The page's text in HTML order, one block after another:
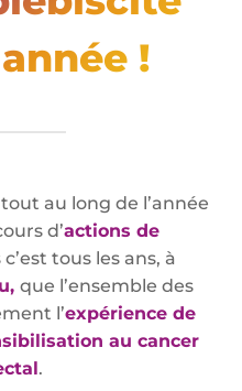
!
au long de l’année
d’actions de
c’est tous les ans, à
que l’ensemble des
l’expérience de
au cancer
.